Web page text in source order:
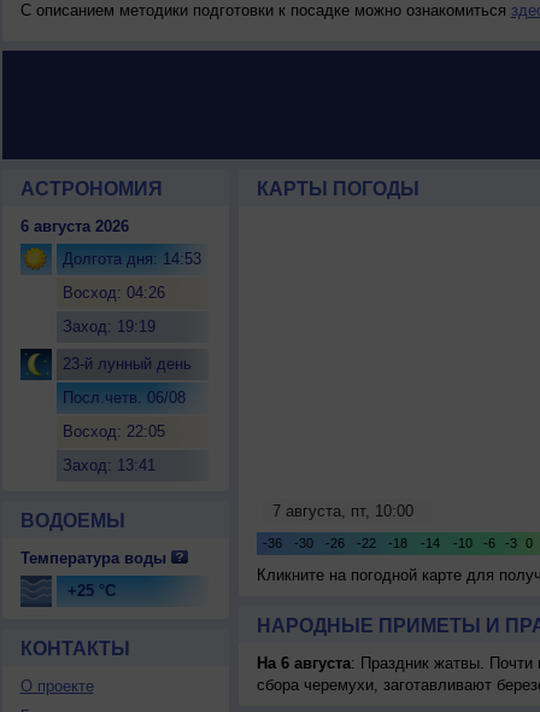
С описанием методики подготовки к посадке можно ознакомиться
АСТРОНОМИЯ
6 августа 2026
Долгота дня: 14:53
Восход: 04:26
Заход: 19:19
23-й лунный день
Посл.четв. 06/08
Восход: 22:05
Заход: 13:41
ВОДОЕМЫ
Температура воды
+25 °C
КОНТАКТЫ
О проекте
КАРТЫ ПОГОДЫ
Кликните на погодной карте для
НАРОДНЫЕ ПРИМЕТЫ И
На 6 августа: Праздник жатвы. Почти
сбора черемухи, заготавливают